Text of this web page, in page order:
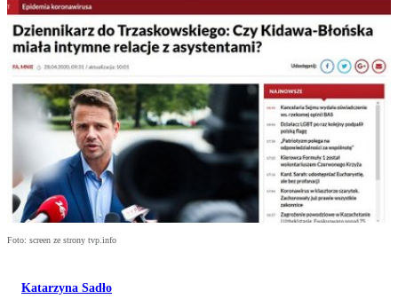
Foto: screen ze strony tvp.info
Katarzyna Sadło